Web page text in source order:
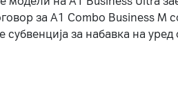
за A1 Combo Business M
за набавка на